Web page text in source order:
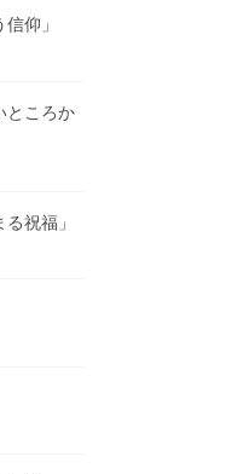
仰」
ところか
祝福」